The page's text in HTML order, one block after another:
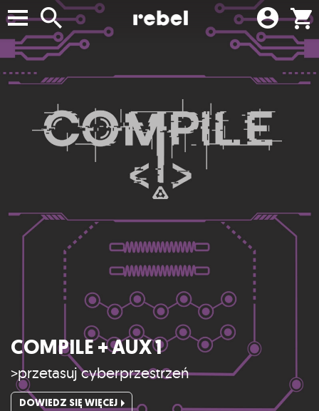
COMPILE + AUX 1
>przetasuj cyberprzestrzeń
DOWIEDZ SIĘ WIĘCEJ